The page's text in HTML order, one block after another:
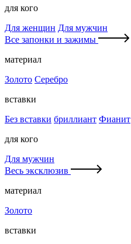
для кого
Для женщин Для мужчин
Все запонки и зажимы
материал
Золото Серебро
вставки
Без вставки бриллиант Фианит
для кого
Для мужчин
Весь эксклюзив
материал
Золото
вставки